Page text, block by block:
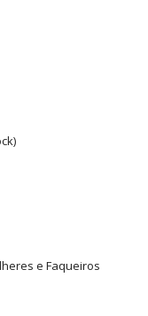
e Faqueiros